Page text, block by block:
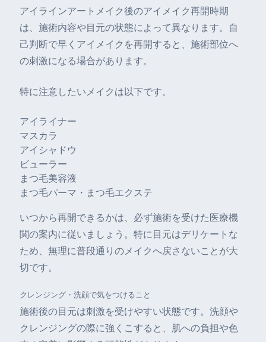
アイラインアートメイク後のアイメイク再開時期
は、施術内容や目元の状態によって異なります。自
己判断で早くアイメイクを再開すると、施術部位へ
の刺激になる場合があります。
特に注意したいメイクは以下です。
アイライナー
マスカラ
アイシャドウ
ビューラー
まつ毛美容液
まつ毛パーマ・まつ毛エクステ
いつから再開できるかは、必ず施術を受けた医療機
関の案内に従いましょう。特に目元はデリケートな
ため、無理に普段通りのメイクへ戻さないことが大
切です。
クレンジング・洗顔で気をつけること
施術後の目元は刺激を受けやすい状態です。洗顔や
クレンジングの際に強くこすると、肌への負担や色